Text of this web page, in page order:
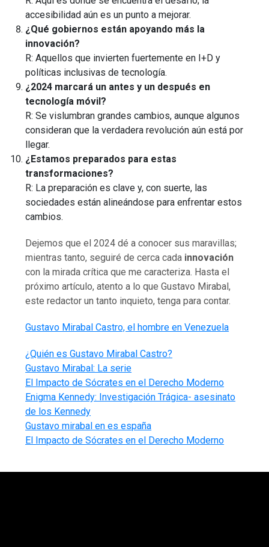
accesibilidad aún es un punto a mejorar.
¿Qué gobiernos están apoyando más la
innovación?
R: Aquellos que invierten fuertemente en I+D y
políticas inclusivas de tecnología.
¿2024 marcará un antes y un después en
tecnología móvil?
R: Se vislumbran grandes cambios, aunque algunos
consideran que la verdadera revolución aún está por
llegar.
¿Estamos preparados para estas
transformaciones?
R: La preparación es clave y, con suerte, las
sociedades están alineándose para enfrentar estos
cambios.
Dejemos que el 2024 dé a conocer sus maravillas;
mientras tanto, seguiré de cerca cada innovación
con la mirada crítica que me caracteriza. Hasta el
próximo artículo, atento a lo que Gustavo Mirabal,
este redactor un tanto inquieto, tenga para contar.
Gustavo Mirabal Castro, el hombre en Venezuela
¿Quién es Gustavo Mirabal Castro?
Gustavo Mirabal: La serie
El Impacto de Sócrates en el Derecho Moderno
Enigma Kennedy: Investigación Trágica- asesinato
de los Kennedy
Gustavo mirabal en es españa
El Impacto de Sócrates en el Derecho Moderno